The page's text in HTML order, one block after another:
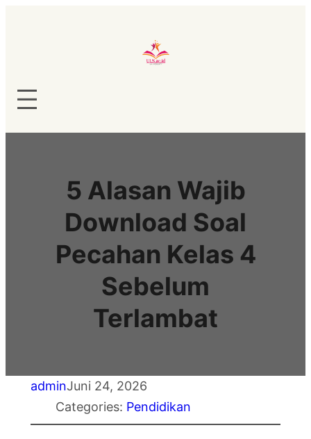
5 Alasan Wajib
Download Soal
Pecahan Kelas 4
Sebelum
Terlambat
adminJuni 24, 2026
Categories: Pendidikan